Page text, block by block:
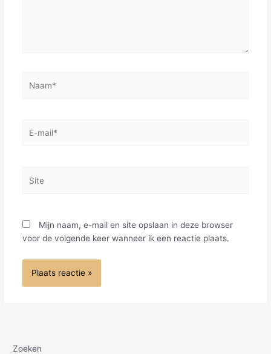
mail*
Mijn naam, e-mail en site opslaan in deze browser
voor de volgende keer wanneer ik een reactie plaats.
Zoeken